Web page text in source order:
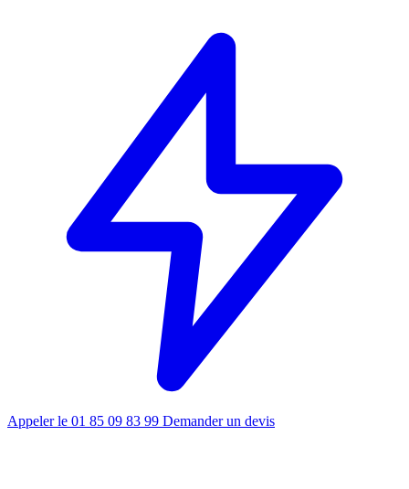
Appeler le 01 85 09 83 99 Demander un devis